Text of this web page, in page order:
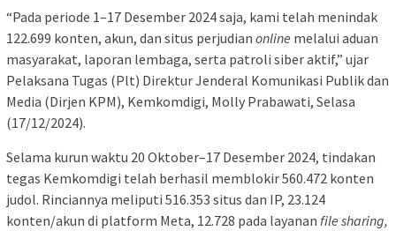
“Pada periode 1–17 Desember 2024 saja, kami telah menindak
122.699 konten, akun, dan situs perjudian online melalui aduan
masyarakat, laporan lembaga, serta patroli siber aktif,” ujar
Pelaksana Tugas (Plt) Direktur Jenderal Komunikasi Publik dan
Media (Dirjen KPM), Kemkomdigi, Molly Prabawati, Selasa
(17/12/2024).
Selama kurun waktu 20 Oktober–17 Desember 2024, tindakan
tegas Kemkomdigi telah berhasil memblokir 560.472 konten
judol. Rinciannya meliputi 516.353 situs dan IP, 23.124
konten/akun di platform Meta, 12.728 pada layanan file sharing,